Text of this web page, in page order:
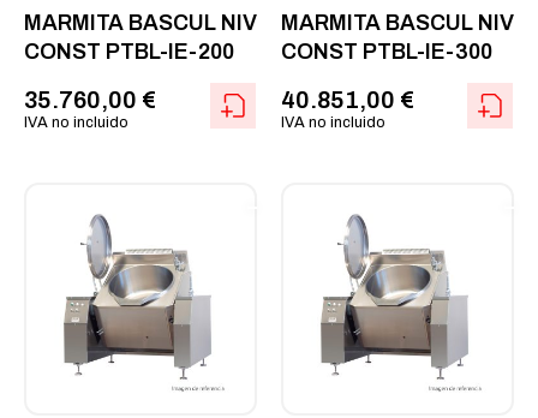
MARMITA BASCUL NIV
CONST PTBL-IE-200
35.760,00 €
IVA no incluido
MARMITA BASCUL NIV
CONST PTBL-IE-300
40.851,00 €
IVA no incluido